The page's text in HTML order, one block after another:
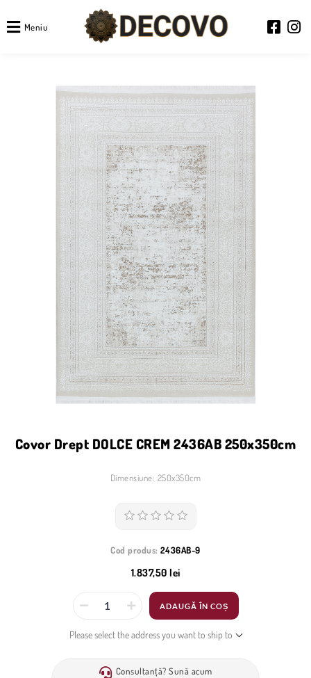
Meniu
Covor Drept DOLCE CREM 2436AB 250x350cm
Dimensiune: 250x350cm
Cod produs: 2436AB-9
1.837,50 lei
ADAUGĂ ÎN COȘ
Please select the address you want to ship to
Consultanță? Sună acum